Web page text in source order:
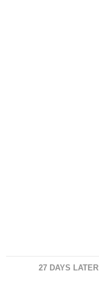
27 DAYS LATER